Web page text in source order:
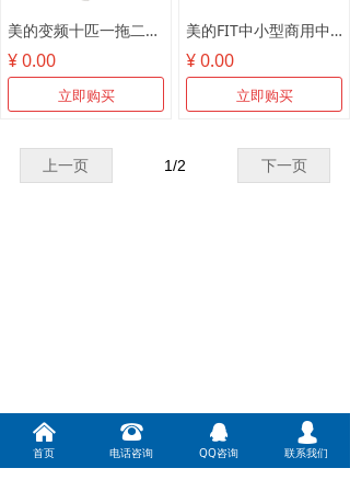
美的变频十匹一拖二MDV-250W/SN1-8R1
¥ 0.00
立即购买
美的FIT中小型商用中央空调
¥ 0.00
立即购买
上一页 下一页
1/2
낀
首页
뀰
电话咨询
뀩
QQ咨询
넙
联系我们